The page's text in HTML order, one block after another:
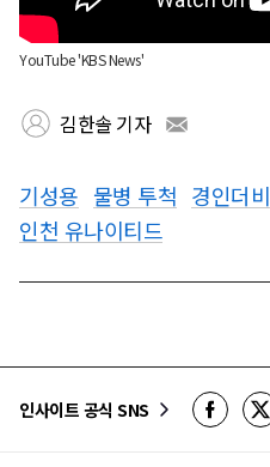
YouTube 'KBS News'
김한솔 기자
기성용 물병 투척 경인더비
인천 유나이티드
인사이트 공식 SNS